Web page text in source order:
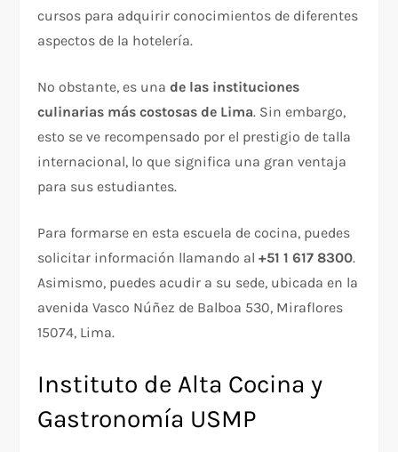
cursos para adquirir conocimientos de diferentes
aspectos de la hotelería.
No obstante, es unade las instituciones
culinarias más costosas de Lima. Sin embargo,
esto se ve recompensado por el prestigio de talla
internacional, lo que significa una gran ventaja
para sus estudiantes.
Para formarse en esta escuela de cocina, puedes
solicitar información llamando al+51 1 617 8300.
Asimismo, puedes acudir a su sede, ubicada en la
avenida Vasco Núñez de Balboa 530, Miraflores
15074, Lima.
Instituto de Alta Cocina y
Gastronomía USMP